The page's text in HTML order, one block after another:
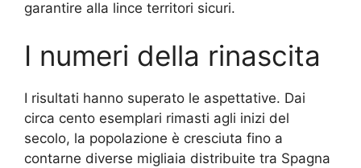
garantire alla lince territori sicuri.
I numeri della rinascita
I risultati hanno superato le aspettative. Dai
circa cento esemplari rimasti agli inizi del
secolo, la popolazione è cresciuta fino a
contarne diverse migliaia distribuite tra Spagna